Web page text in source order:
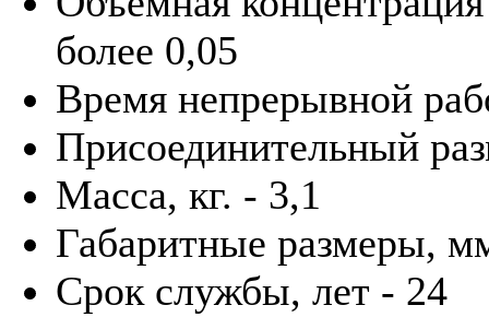
более 0,05
Время непрерывной
Присоединительный
Масса, кг. - 3,1
Габаритные размеры,
Срок службы, лет - 24